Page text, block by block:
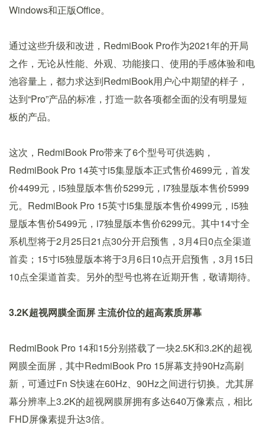
Windows和正版Office。
通过这些升级和改进，RedmiBook Pro作为2021年的开局
之作，无论从性能、外观、功能接口、使用的手感体验和电
池容量上，都力求达到RedmiBook用户心中期望的样子，
达到“Pro”产品的标准，打造一款各项都全面的没有明显短
板的产品。
这次，RedmiBook Pro带来了6个型号可供选购，
RedmiBook Pro 14英寸i5集显版本正式售价4699元，首发
价4499元，i5独显版本售价5299元，i7独显版本售价5999
元。RedmiBook Pro 15英寸i5集显版本售价4999元，i5独
显版本售价5499元，i7独显版本售价6299元。其中14寸全
系机型将于2月25日21点30分开启预售，3月4日0点全渠道
首卖；15寸i5独显版本将于3月6日10点开启预售，3月15日
10点全渠道首卖。另外的型号也将在近期开售，敬请期待。
3.2K超视网膜全面屏 主流价位的超高素质屏幕
RedmiBook Pro 14和15分别搭载了一块2.5K和3.2K的超视
网膜全面屏，其中RedmiBook Pro 15屏幕支持90Hz高刷
新，可通过Fn S快速在60Hz、90Hz之间进行切换。尤其屏
幕分辨率上3.2K的超视网膜屏拥有多达640万像素点，相比
FHD屏像素提升达3倍。